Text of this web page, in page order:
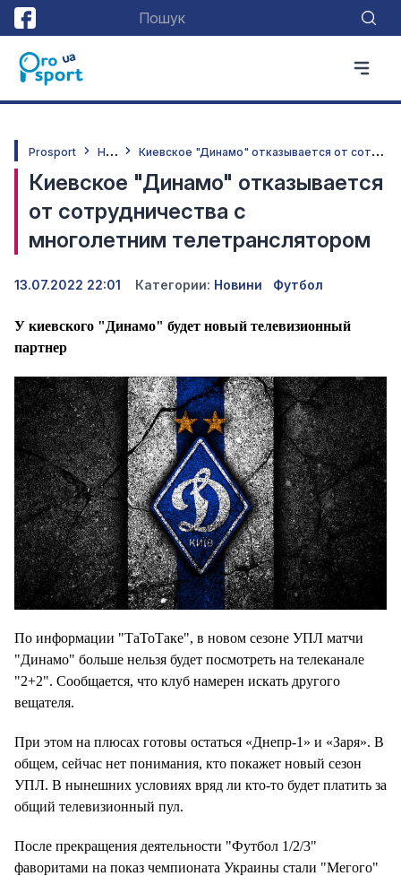
Prosport Н
овини К
иевское "Динамо" отказывается от сотрудничества с многолетним телетранслятором
Киевское "Динамо" отказывается
от сотрудничества с
многолетним телетранслятором
13.07.2022 22:01 Категории: Новини Футбол
У киевского "Динамо" будет новый телевизионный
партнер
По информации "ТаТоТаке", в новом сезоне УПЛ матчи
"Динамо" больше нельзя будет посмотреть на телеканале
"2+2". Сообщается, что клуб намерен искать другого
вещателя.
При этом на плюсах готовы остаться «Днепр-1» и «Заря». В
общем, сейчас нет понимания, кто покажет новый сезон
УПЛ. В нынешних условиях вряд ли кто-то будет платить за
общий телевизионный пул.
После прекращения деятельности "Футбол 1/2/3"
фаворитами на показ чемпионата Украины стали "Мегого"